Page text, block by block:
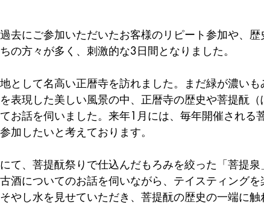
去にご参加いただいたお客様のリピート参加や、歴
の方々が多く、刺激的な3日間となりました。
として名高い正暦寺を訪れました。まだ緑が濃いも
表現した美しい風景の中、正暦寺の歴史や菩提酛（
お話を伺いました。来年1月には、毎年開催される
加したいと考えております。
て、菩提酛祭りで仕込んだもろみを絞った「菩提泉
酒についてのお話を伺いながら、テイスティングを
やし水を見せていただき、菩提酛の歴史の一端に触